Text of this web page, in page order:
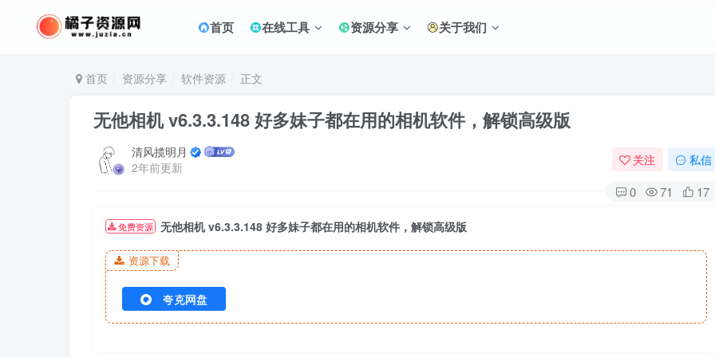
首页 在线工具 资源分享 关于我们
首页 资源分享 软件资源 正文
无他相机 v6.3.3.148 好多妹子都在用的相机软件，解锁高级版
清风揽明月
2年前更新
关注 私信
0 71 17
免费资源 无他相机 v6.3.3.148 好多妹子都在用的相机软件，解锁高级版
资源下载
夸克网盘